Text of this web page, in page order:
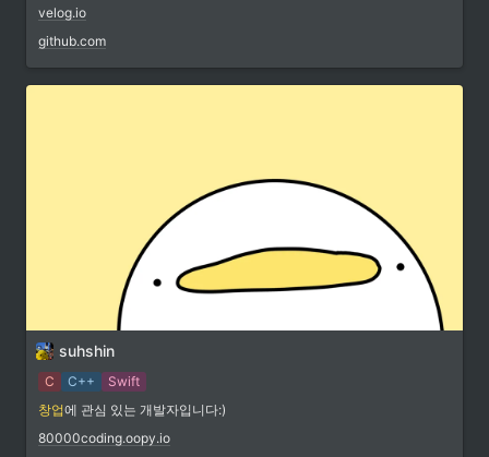
velog.io
github.com
suhshin
C C++
Swift
창업에 관심 있는 개발자입니다:)
80000coding.oopy.io